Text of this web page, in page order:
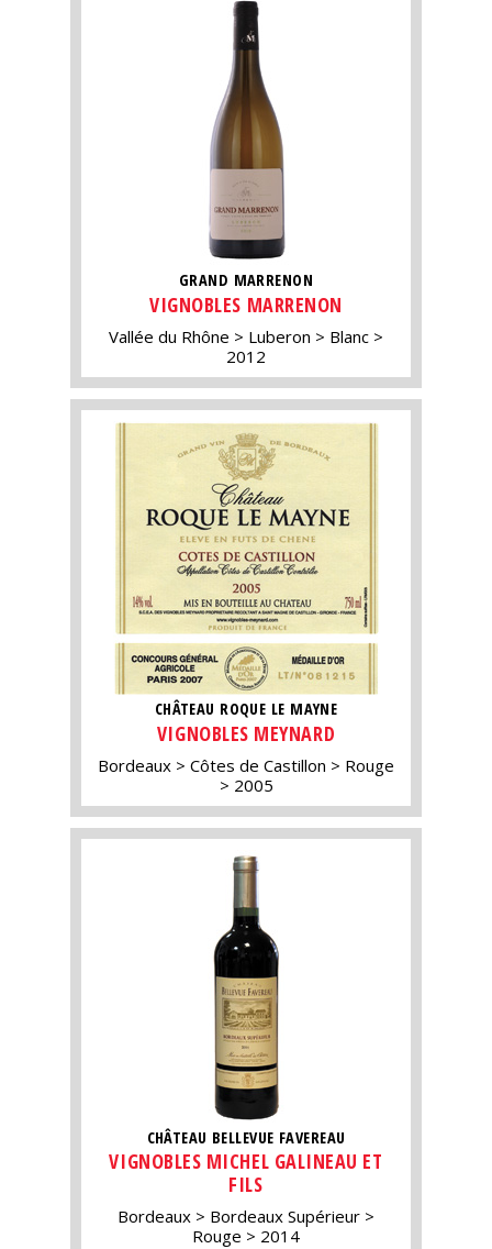
GRAND MARRENON
VIGNOBLES MARRENON
Vallée du Rhône Luberon
Blanc
2012
CHÂTEAU ROQUE LE MAYNE
VIGNOBLES MEYNARD
Bordeaux Côtes de Castillon
Rouge
2005
CHÂTEAU BELLEVUE FAVEREAU
VIGNOBLES MICHEL GALINEAU ET
FILS
Bordeaux
Bordeaux Supérieur
Rouge
2014